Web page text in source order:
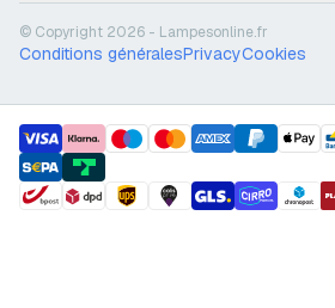
© Copyright 2026 - Lampesonline.fr
Conditions généralesPrivacyCookies
payment methods
shipment methods